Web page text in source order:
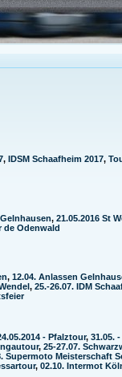
, IDSM Schaafheim 2017,
, 21.05.2016 St
de Odenwald
, 12.04. Anlassen
, 25.-26.07. IDM
- Pfalztour, 31.05.
, 25-27.07.
Supermoto Meisterschaft
, 02.10. Intermot